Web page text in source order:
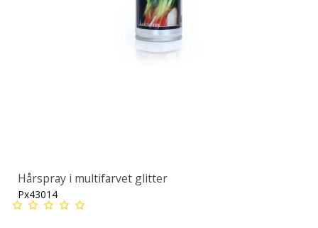
Hårspray i multifarvet glitter
Px43014